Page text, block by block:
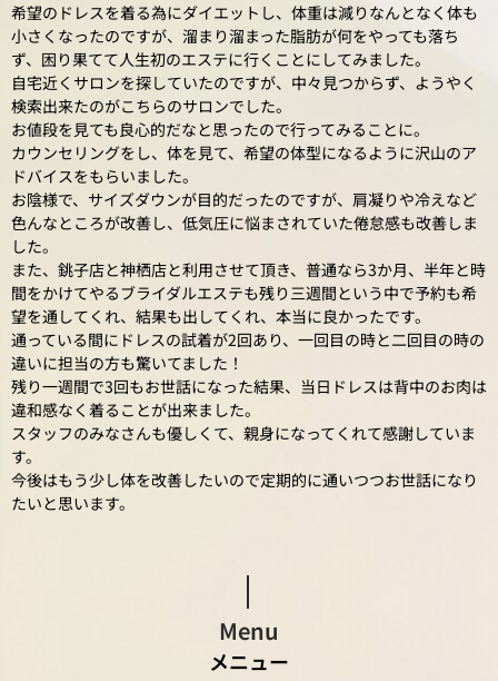
希望のドレスを着る為にダイエットし、体重は減りなんとなく体も
小さくなったのですが、溜まり溜まった脂肪が何をやっても落ち
ず、困り果てて人生初のエステに行くことにしてみました。
自宅近くサロンを探していたのですが、中々見つからず、ようやく
検索出来たのがこちらのサロンでした。
お値段を見ても良心的だなと思ったので行ってみることに。
カウンセリングをし、体を見て、希望の体型になるように沢山のア
ドバイスをもらいました。
お陰様で、サイズダウンが目的だったのですが、肩凝りや冷えなど
色んなところが改善し、低気圧に悩まされていた倦怠感も改善しま
した。
また、銚子店と神栖店と利用させて頂き、普通なら3か月、半年と時
間をかけてやるブライダルエステも残り三週間という中で予約も希
望を通してくれ、結果も出してくれ、本当に良かったです。
通っている間にドレスの試着が2回あり、一回目の時と二回目の時の
違いに担当の方も驚いてました！
残り一週間で3回もお世話になった結果、当日ドレスは背中のお肉は
違和感なく着ることが出来ました。
スタッフのみなさんも優しくて、親身になってくれて感謝していま
す。
今後はもう少し体を改善したいので定期的に通いつつお世話になり
たいと思います。
Menu
メニュー